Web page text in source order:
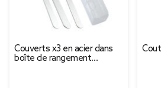
Couverts x3 en acier dans
boîte de rangement